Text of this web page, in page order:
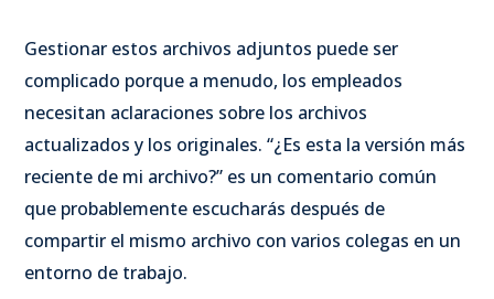
Gestionar estos archivos adjuntos puede ser
complicado porque a menudo, los empleados
necesitan aclaraciones sobre los archivos
actualizados y los originales. “¿Es esta la versión más
reciente de mi archivo?” es un comentario común
que probablemente escucharás después de
compartir el mismo archivo con varios colegas en un
entorno de trabajo.